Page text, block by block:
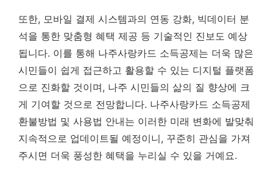
또한, 모바일 결제 시스템과의 연동 강화, 빅데이터 분
석을 통한 맞춤형 혜택 제공 등 기술적인 진보도 예상
됩니다. 이를 통해 나주사랑카드 소득공제는 더욱 많은
시민들이 쉽게 접근하고 활용할 수 있는 디지털 플랫폼
으로 진화할 것이며, 나주 시민들의 삶의 질 향상에 크
게 기여할 것으로 전망합니다. 나주사랑카드 소득공제
환불방법 및 사용법 안내는 이러한 미래 변화에 발맞춰
지속적으로 업데이트될 예정이니, 꾸준히 관심을 가져
주시면 더욱 풍성한 혜택을 누리실 수 있을 거예요.